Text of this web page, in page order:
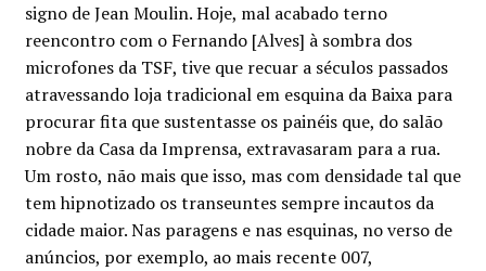
Minha conta
Política de privacidade
Termos e Condições
Mapa do site
signo de Jean Moulin. Hoje, mal acabado terno
reencontro com o Fernando [Alves] à sombra dos
microfones da TSF, tive que recuar a séculos passados
atravessando loja tradicional em esquina da Baixa para
procurar fita que sustentasse os painéis que, do salão
nobre da Casa da Imprensa, extravasaram para a rua.
Um rosto, não mais que isso, mas com densidade tal que
tem hipnotizado os transeuntes sempre incautos da
cidade maior. Nas paragens e nas esquinas, no verso de
anúncios, por exemplo, ao mais recente 007,